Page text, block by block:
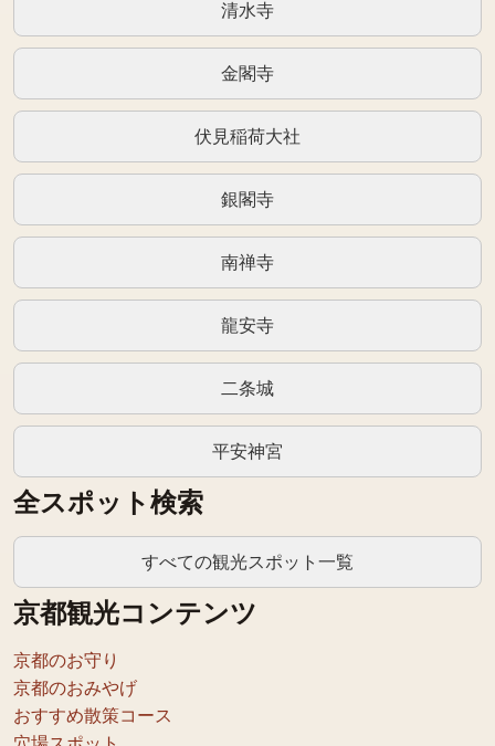
清水寺
金閣寺
伏見稲荷大社
銀閣寺
南禅寺
龍安寺
二条城
平安神宮
全スポット検索
すべての観光スポット一覧
京都観光コンテンツ
京都のお守り
京都のおみやげ
おすすめ散策コース